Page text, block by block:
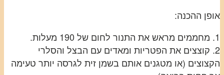
אופן ההכנה:
1. מחממים מראש את התנור לחום של 190 מעלות.
2. קוצצים את הפטריות ומאדים עם הבצל והסלרי
הקצוצים (או מטגנים אותם בשמן זית לגרסה יותר טעימה